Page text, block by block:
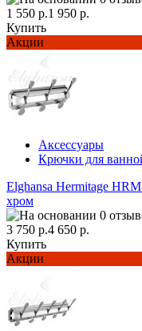
1 550 р.1 950 р.
Купить
Акции
Аксессуары
Крючки для
Elghansa Hermitage
хром
3 750 р.4 650 р.
Купить
Акции